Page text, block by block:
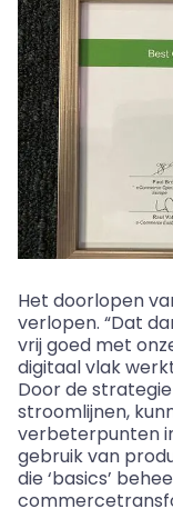
Het doorlopen
verlopen. “Dat
vrij goed met
digitaal vlak
Door de
stroomlijnen,
verbeterpunten
gebruik van
die ‘basics’